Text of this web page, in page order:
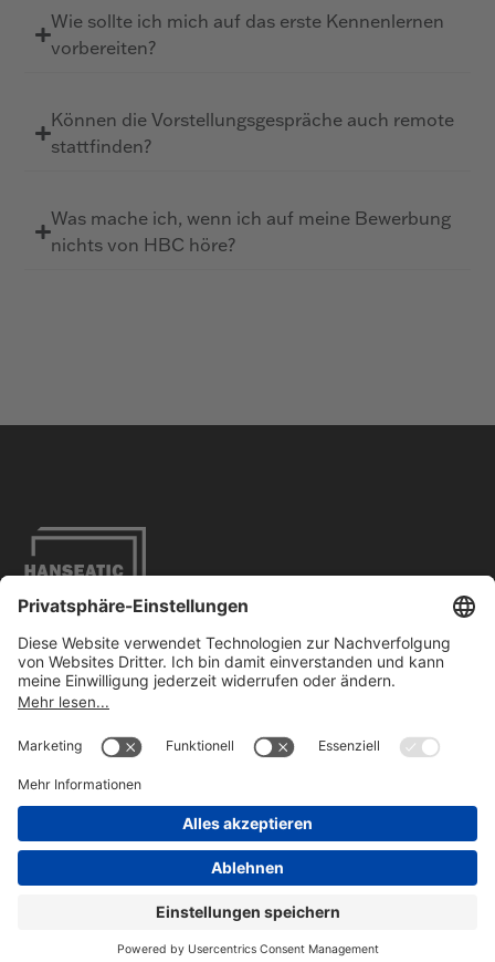
Wie sollte ich mich auf das erste Kennenlernen
vorbereiten?
Können die Vorstellungsgespräche auch remote
stattfinden?
Was mache ich, wenn ich auf meine Bewerbung
nichts von HBC höre?
Impressum
Kontakt
HBC GmbH. Alle Rechte vorbehalten.